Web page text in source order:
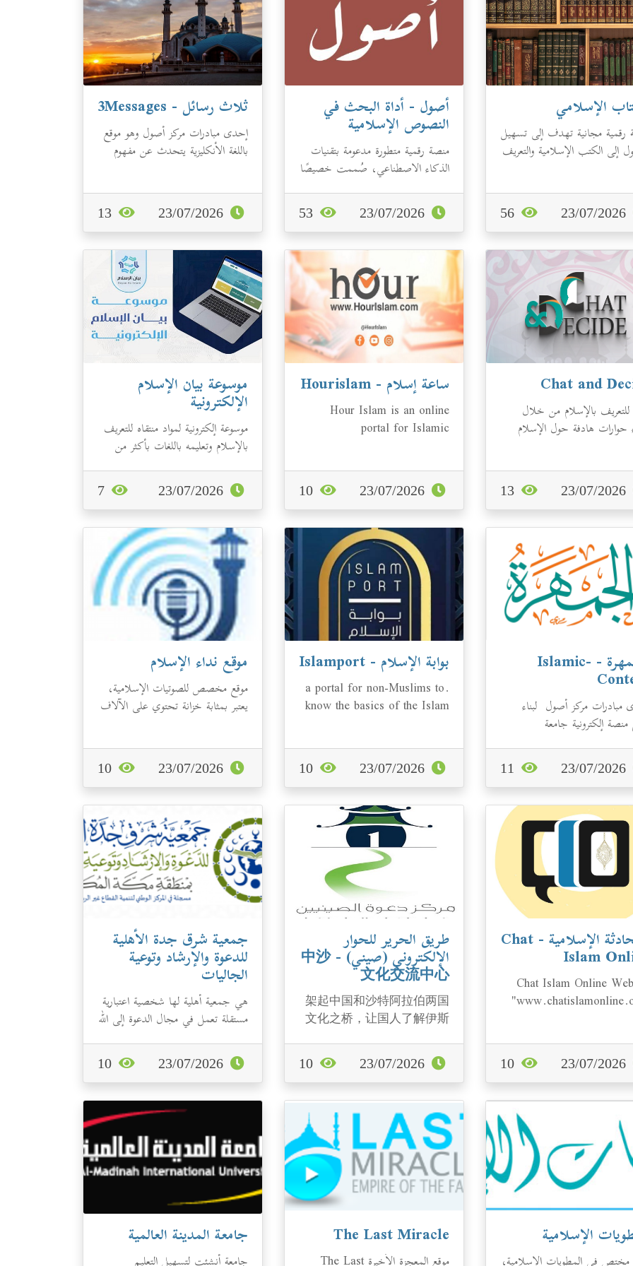
الإسلامي
رقمية مجانية تهدف إلى تسهيل
إلى الكتب الإسلامية والتعريف
أصول - أداة البحث في
النصوص الإسلامية
منصة رقمية متطورة مدعومة بتقنيات
الذكاء الاصطناعي، صُممت خصيصًا
لإحداث نقلة نوعية في طريقة إجراء
الب...
ثلاث رسائل - 3Messages
إحدى مبادرات مركز أصول وهو موقع
باللغة الأنكليزية يتحدث عن مفهوم
الإله&n...
Chat and
بالإسلام من خلال
حوارات هادفة حول الإسلام
ساعة إسلام - Hourislam
Hour Islam is an online
portal for Islamic
Islamic topics that are 1-
hour...
موسوعة بيان الإسلام
الإلكترونية
موسوعة إلكترونية لمواد منتقاه للتعريف
بالإسلام وتعليمه باللغات بأكثر من
(120) لغة.
الجمهرة - Islamic-
مبادرات مركز أصول لبناء
إلكترونية جامعة
المحتوى الإسلامي على
بوابة الإسلام - Islamport
.a portal for non-Muslims to
know the basics of the Islam
knowledgable Mu...
موقع نداء الإسلام
موقع مخصص للصوتيات الإسلامية،
يعتبر بمثابة خزانة تحتوي على الآلاف
الع...
المحادثة الإسلامية - Chat
Islam
Chat Islam Online
introducing
طريق الحرير للحوار
الإلكتروني (صيني) - 中沙
文化交流中心
架起中国和沙特阿拉伯两国
文化之桥，让国人了解伊斯
兰文化
جمعية شرق جدة الأهلية
للدعوة والإرشاد وتوعية
الجاليات
هي جمعية أهلية لها شخصية اعتبارية
مستقلة تعمل في مجال الدعوة إلى الله
تحت إشراف إداري ومالي من...
الإسلامية The Last Miracle ‏ جامعة المدينة العالمية